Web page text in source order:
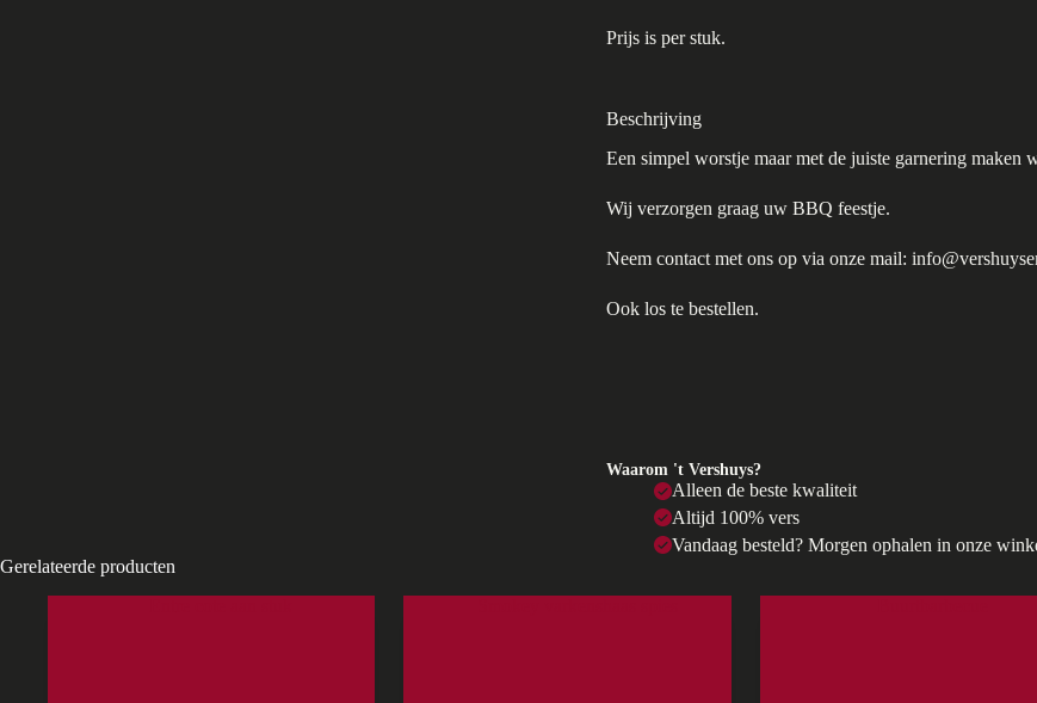
Prijs is per stuk.
Beschrijving
Een simpel worstje maar met de juiste garnering maken
Wij verzorgen graag uw BBQ feestje.
Neem contact met ons op via onze mail:
Ook los te bestellen.
Waarom 't Vershuys?
Alleen de beste kwaliteit
Altijd 100% vers
Vandaag besteld? Morgen ophalen in onze
Gerelateerde producten